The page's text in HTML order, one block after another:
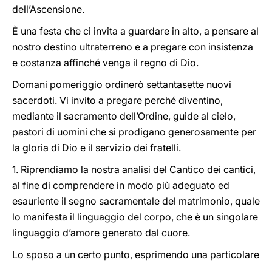
dell’Ascensione.
È una festa che ci invita a guardare in alto, a pensare al
nostro destino ultraterreno e a pregare con insistenza
e costanza affinché venga il regno di Dio.
Domani pomeriggio ordinerò settantasette nuovi
sacerdoti. Vi invito a pregare perché diventino,
mediante il sacramento dell’Ordine, guide al cielo,
pastori di uomini che si prodigano generosamente per
la gloria di Dio e il servizio dei fratelli.
1. Riprendiamo la nostra analisi del Cantico dei cantici,
al fine di comprendere in modo più adeguato ed
esauriente il segno sacramentale del matrimonio, quale
lo manifesta il linguaggio del corpo, che è un singolare
linguaggio d’amore generato dal cuore.
Lo sposo a un certo punto, esprimendo una particolare